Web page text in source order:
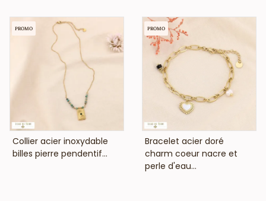
VOIR LE PRIX
Collier acier inoxydable
billes pierre pendentif...
PROMO
VOIR LE PRIX
Bracelet acier doré
charm coeur nacre et
perle d'eau...
PROMO